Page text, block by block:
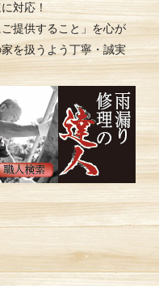
対応！
提供すること」を心が
を扱うよう丁寧・誠実